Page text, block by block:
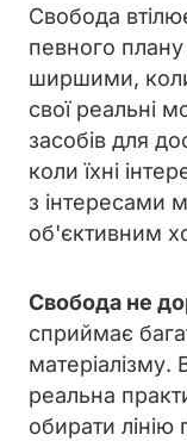
Свобода
певного
ширшими,
свої реальні
засобів для
коли їхні
з інтересами
об'єктивним
Свобода не
сприймає
матеріалізму.
реальна
обирати лінію